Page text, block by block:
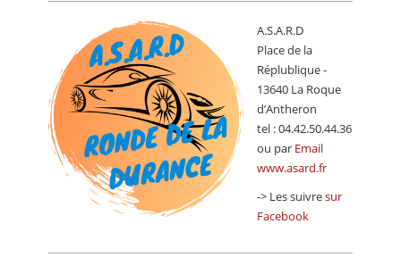
A.S.A.R.D
Place de la
Réplublique -
13640 La Roque
d’Antheron
tel : 04.42.50.44.36
ou par Email
www.asard.fr
-> Les suivresur
Facebook